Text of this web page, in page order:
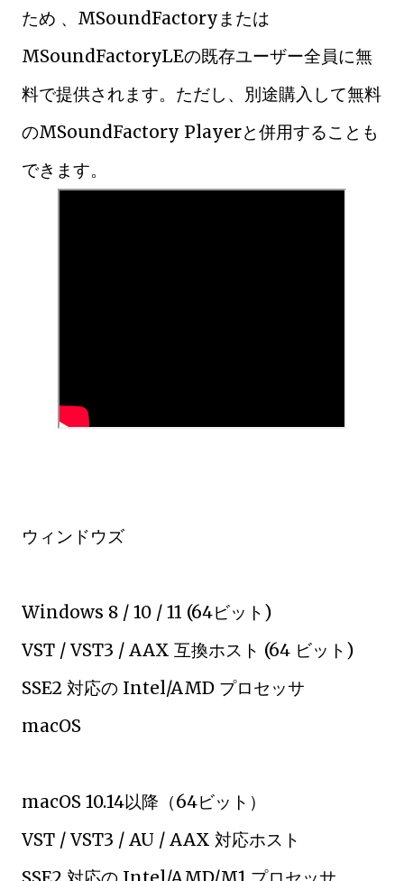
ため 、MSoundFactoryまたは
MSoundFactoryLEの既存ユーザー全員に無
料で提供されます。ただし、別途購入して無料
のMSoundFactory Playerと併用することも
できます。
ウィンドウズ
Windows 8 / 10 / 11 (64ビット)
VST / VST3 / AAX 互換ホスト (64 ビット)
SSE2 対応の Intel/AMD プロセッサ
macOS
macOS 10.14以降（64ビット）
VST / VST3 / AU / AAX 対応ホスト